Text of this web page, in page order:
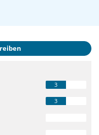
3
3